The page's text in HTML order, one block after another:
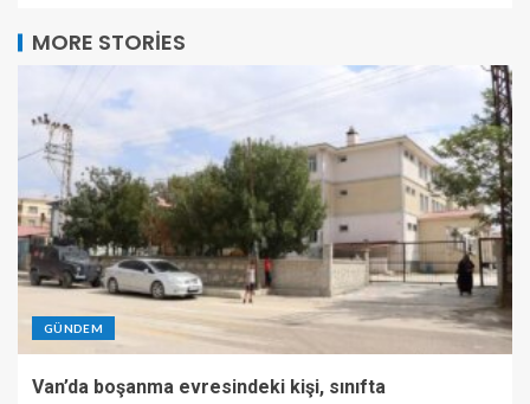
MORE STORIES
GÜNDEM
Van’da boşanma evresindeki kişi, sınıfta